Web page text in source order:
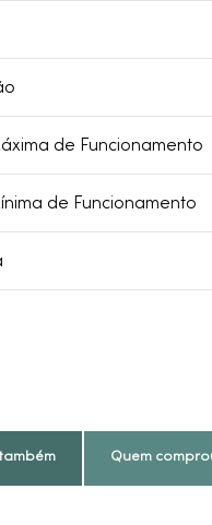
de Funcionamento
de Funcionamento
Quem